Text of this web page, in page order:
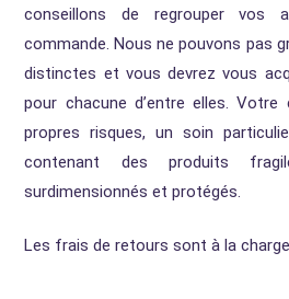
conseillons de regrouper vos
commande. Nous ne pouvons pas
distinctes et vous devrez vous
pour chacune d’entre elles.
propres risques, un soin
contenant des produits
surdimensionnés et protégés.
Les frais de retours sont à la